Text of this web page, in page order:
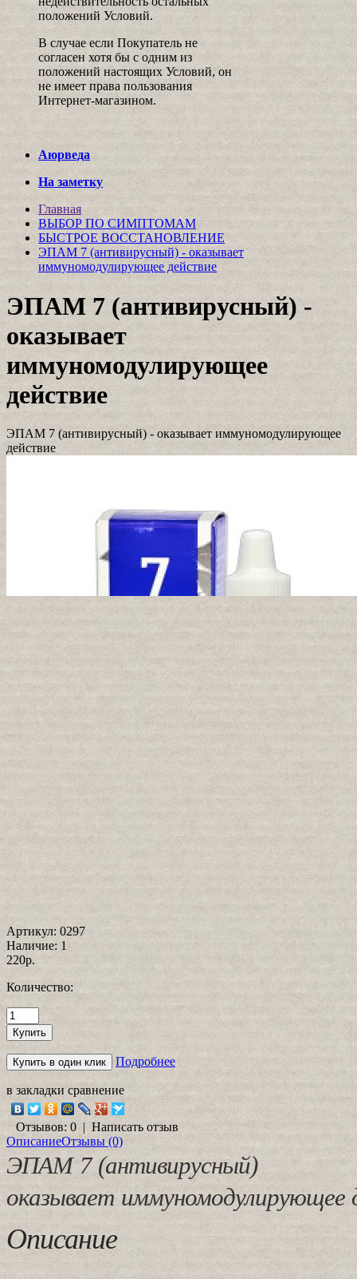
положений Условий.
В случае если Покупатель не
согласен хотя бы с одним из
положений настоящих Условий, он
не имеет права пользования
Интернет-магазином.
Аюрведа
На заметку
Главная
ВЫБОР ПО СИМПТОМАМ
БЫСТРОЕ ВОССТАНОВЛЕНИЕ
ЭПАМ 7 (антивирусный) - оказывает
иммуномодулирующее действие
ЭПАМ 7 (антивирусный) -
оказывает
иммуномодулирующее
действие
ЭПАМ 7 (антивирусный) - оказывает иммуномодулирующее
действие
Артикул: 0297
Наличие: 1
220р.
Количество:
Подробнее
в закладки сравнение
Отзывов: 0 | Написать отзыв
ОписаниеОтзывы (0)
ЭПАМ 7 (антивирусный)
оказываетиммуномодулирующее
Описание